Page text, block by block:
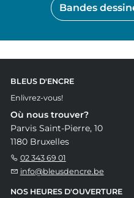
Bandes
BLEUS D'ENCRE
Enlivrez-vous!
Où nous trouver?
Parvis Saint-Pierre, 10
1180 Bruxelles
02 343 69 01
info@bleusdencre.be
NOS HEURES D'OUVERTURE